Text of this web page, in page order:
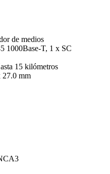
de medios
1000Base-T, 1 x SC
15 kilómetros
27.0 mm